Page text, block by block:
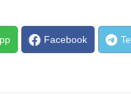
Facebook